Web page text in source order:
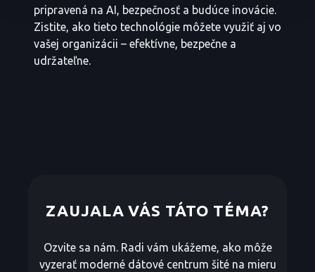
pripravená na AI, bezpečnosť a budúce inovácie.
Zistite, ako tieto technológie môžete využiť aj vo
vašej organizácii – efektívne, bezpečne a
udržateľne.
ZAUJALA VÁS TÁTO TÉMA?
Ozvite sa nám. Radi vám ukážeme, ako môže
vyzerať moderné dátové centrum šité na mieru